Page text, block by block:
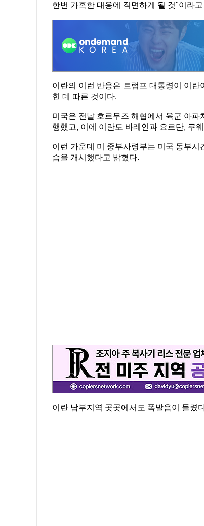
한번 가혹한 대응에 직면하게 될 것"이라
이란의 이런 반응은 트럼프 대통령이 이
힌 데 따른 것이다.
미국은 전날 호르무즈 해협에서 육군 아
행했고, 이에 이란도 바레인과 요르단, 쿠
이런 가운데 미 중부사령부는 미국 동부
습을 개시했다고 밝혔다.
이란 남부지역 곳곳에서도 폭발음이 들렸